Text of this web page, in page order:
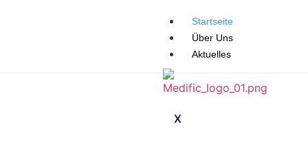
Startseite
Über Uns
Aktuelles
X